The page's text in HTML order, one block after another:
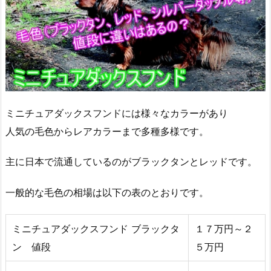
ミニチュアダックスフンドには様々なカラーがあり
人気の毛色からレアカラーまで多種多様です。
主に日本で流通しているのがブラックタンとレッドです。
一般的な毛色の相場は以下の表のとおりです。
ミニチュアダックスフンド ブラックタ
ン 値段
１７万円～２
５万円